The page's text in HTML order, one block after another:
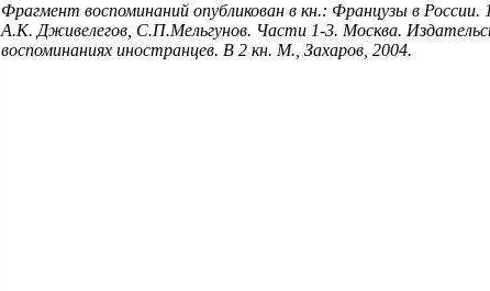
Фрагмент воспоминаний опубликован в кн.: Французы в
А.К. Дживелегов, С.П.Мельгунов. Части 1-3. Москва.
воспоминаниях иностранцев. В 2 кн. М., Захаров, 2004.